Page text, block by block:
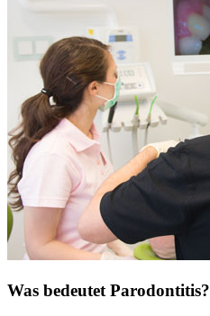
Was bedeutet Parodontitis?